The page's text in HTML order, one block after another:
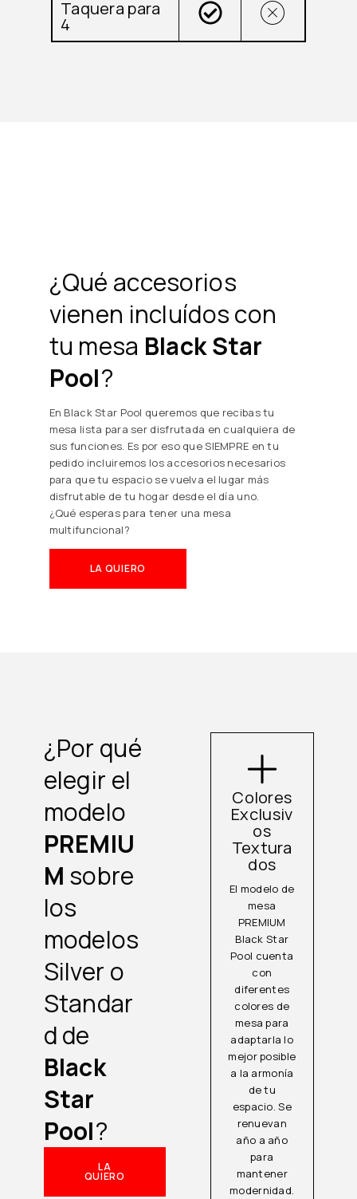
Taquera para
4
¿Qué accesorios
vienen incluídos con
tu mesa Black Star
Pool?
En Black Star Pool queremos que recibas tu
mesa lista para ser disfrutada en cualquiera de
sus funciones. Es por eso que SIEMPRE en tu
pedido incluiremos los accesorios necesarios
para que tu espacio se vuelva el lugar más
disfrutable de tu hogar desde el día uno.
¿Qué esperas para tener una mesa
multifuncional?
LA QUIERO
¿Por qué
elegir el
modelo
PREMIU
M sobre
los
modelos
Silver o
Standar
d de
Black
Star
Pool?
LA
QUIERO
Colores
Exclusiv
os
Textura
dos
El modelo de
mesa
PREMIUM
Black Star
Pool cuenta
con
diferentes
colores de
mesa para
adaptarla lo
mejor posible
a la armonía
de tu
espacio. Se
renuevan
año a año
para
mantener
modernidad.